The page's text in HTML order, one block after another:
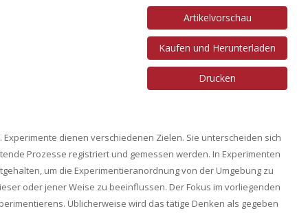
Artikelvorschau
Kaufen und Herunterladen
Drucken
dienen verschiedenen Zielen. Sie unterscheiden sich
Prozesse registriert und gemessen werden. In Experimenten
um die Experimentieranordnung von der Umgebung zu
oder jener Weise zu beeinflussen. Der Fokus im vorliegenden
Üblicherweise wird das tätige Denken als gegeben